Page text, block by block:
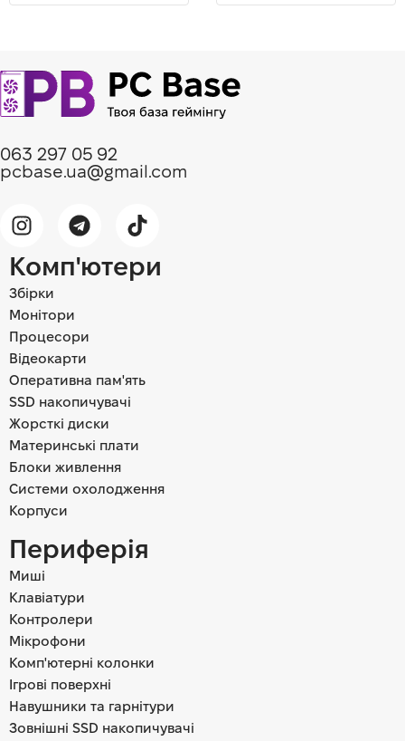
063 297 05 92
pcbase.ua@gmail.com
Комп'ютери
Збірки
Монітори
Процесори
Відеокарти
Оперативна пам'ять
SSD накопичувачі
Жорсткі диски
Материнські плати
Блоки живлення
Системи охолодження
Корпуси
Периферія
Миші
Клавіатури
Контролери
Мікрофони
Комп'ютерні колонки
Ігрові поверхні
Навушники та гарнітури
Зовнішні SSD накопичувачі